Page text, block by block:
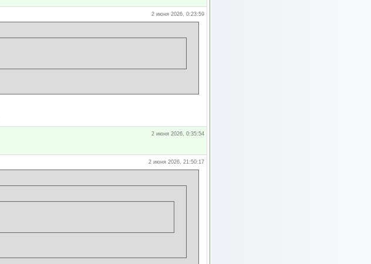
2 июня 2026, 0:23:59
2 июня 2026, 0:35:54
2 июня 2026, 21:50:17